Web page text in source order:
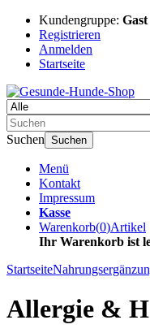
Kundengruppe: Gast
Registrieren
Anmelden
Startseite
Suchen Suchen
Menü
Kontakt
Impressum
Kasse
Warenkorb(0)Artikel
Ihr Warenkorb ist
Startseite
Allergie &